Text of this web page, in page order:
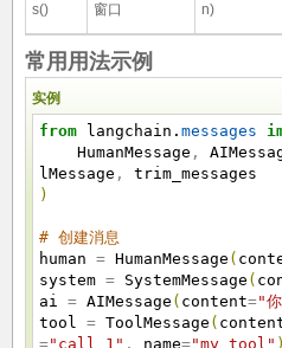
s()
窗口
n)
常用用法示例
实例
from langchain. messages
HumanMessage ,
lMessage ,
trim_messages
)
# 创建消息
human = HumanMessage (
system = SystemMessage (
ai = AIMessage ( content="
tool = ToolMessage (
="call_1" , name="my_tool" )